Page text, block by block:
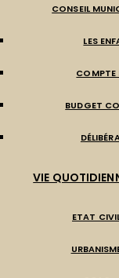
CONSEIL
LES
COMPTE
BUDGET
VIE
ETAT